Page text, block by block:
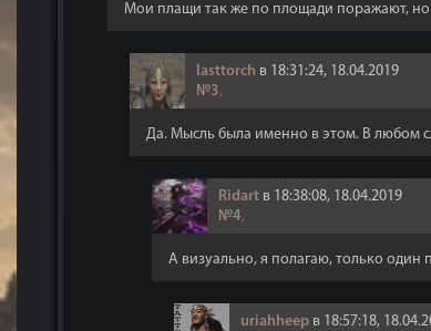
Мои плащи так же по площади поражают,
lasttorch в 18:31:24, 18.04.2019
№3,
Да. Мысль была именно в этом. В любом
Ridart в 18:38:08, 18.04.2019
№4,
А визуально, я полагаю, только один
uriahheep в 18:57:18,